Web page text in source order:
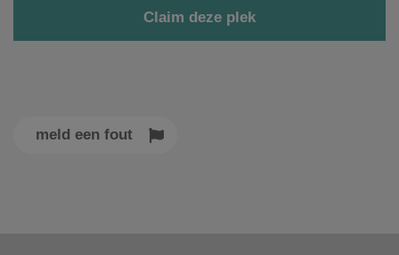
Claim deze plek
meld een fout